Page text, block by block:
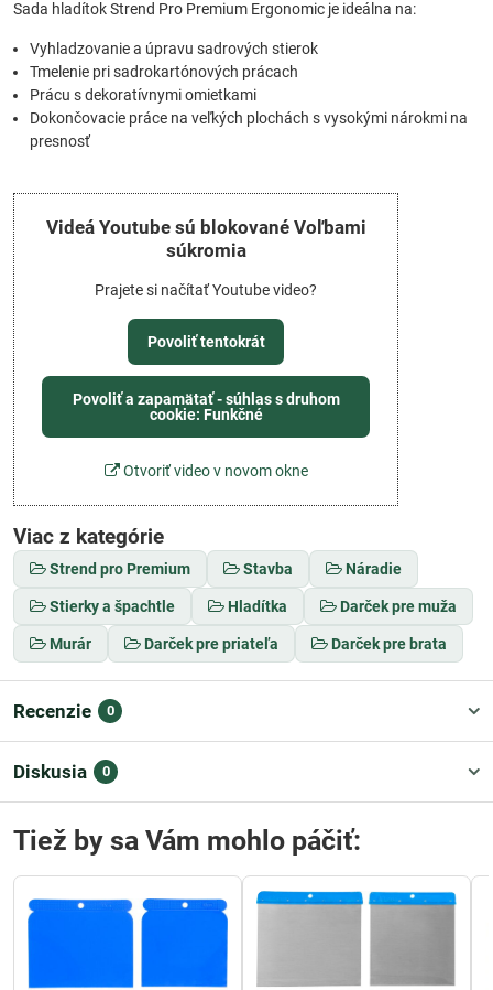
Sada hladítok Strend Pro Premium Ergonomic je ideálna na:
Vyhladzovanie a úpravu sadrových stierok
Tmelenie pri sadrokartónových prácach
Prácu s dekoratívnymi omietkami
Dokončovacie práce na veľkých plochách s vysokými nárokmi na
presnosť
Videá Youtube sú blokované Voľbami
súkromia
Prajete si načítať Youtube video?
Povoliť tentokrát
Povoliť a zapamätať - súhlas s druhom
cookie: Funkčné
Otvoriť video v novom okne
Viac z kategórie
Strend pro Premium Stavba Náradie
Stierky a špachtle Hladítka Darček pre muža
Murár Darček pre priateľa Darček pre brata
Recenzie 0
Diskusia 0
Tiež by sa Vám mohlo páčiť: